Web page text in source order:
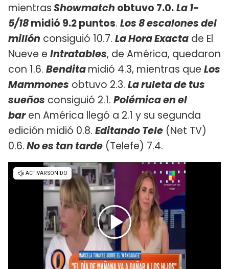
mientrasShowmatch obtuvo 7.0.La 1-
5/18midió 9.2 puntos. Los 8 escalones del
millón consiguió 10.7. ​ La Hora Exacta de El
Nueve e Intratables, de América, quedaron
con 1.6. Benditamidió 4.3, mientras que Los
Mammones obtuvo 2.3. La ruleta de tus
sueños consiguió 2.1. Polémica en el
baren América llegó a 2.1 y su segunda
edición midió 0.8. Editando Tele (Net TV)
0.6.No es tan tarde (Telefe) 7.4.